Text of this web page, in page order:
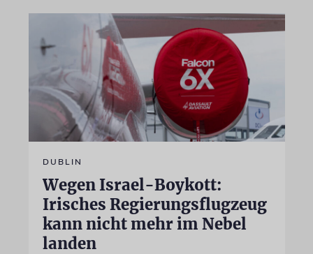
DUBLIN
Wegen Israel-Boykott:
Irisches Regierungsflugzeug
kann nicht mehr im Nebel
landen